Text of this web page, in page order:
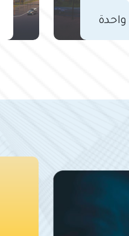
واحدة